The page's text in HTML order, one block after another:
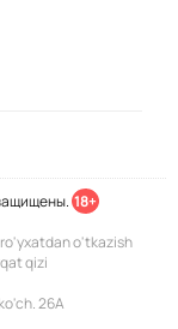
18+
ro'yxatdan o'tkazish
qizi
26A